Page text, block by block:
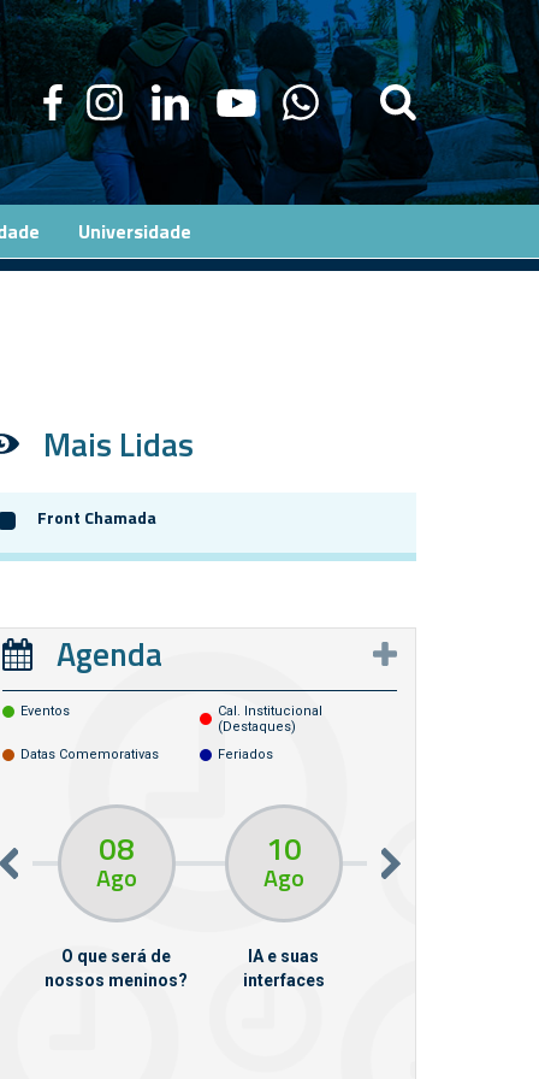
Universidade
Mais Lidas
Front Chamada
Agenda
Eventos
Cal. Institucional
(destaques)
Datas Comemorativas
Feriados
08
Ago
O que será de
nossos meninos?
10
Ago
IA e suas
interfaces